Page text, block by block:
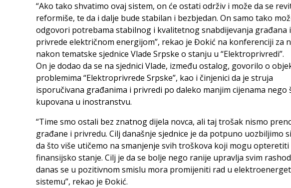
“Ako tako shvatimo ovaj sistem, on će ostati održiv i može da se
reformiše, te da i dalje bude stabilan i bezbjedan. On samo tako
odgovori potrebama stabilnog i kvalitetnog snabdijevanja građana i
privrede električnom energijom”, rekao je Đokić na konferenciji za
nakon tematske sjednice Vlade Srpske o stanju u “Elektroprivredi”.
On je dodao da se na sjednici Vlade, između ostalog, govorilo o
problemima “Elektroprivrede Srpske”, kao i činjenici da je struja
isporučivana građanima i privredi po daleko manjim cijenama nego
kupovana u inostranstvu.
“Time smo ostali bez znatnog dijela novca, ali taj trošak nismo
građane i privredu. Cilj današnje sjednice je da potpuno uozbiljimo
da što više utičemo na smanjenje svih troškova koji mogu
finansijsko stanje. Cilj je da se bolje nego ranije upravlja svim
danas se u pozitivnom smislu mora promijeniti rad u
sistemu”, rekao je Đokić.